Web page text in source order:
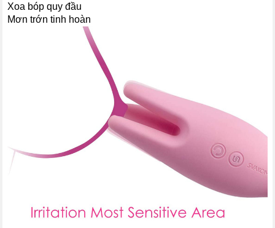
Xoa bóp quy đầu
Mơn trớn tinh hoàn